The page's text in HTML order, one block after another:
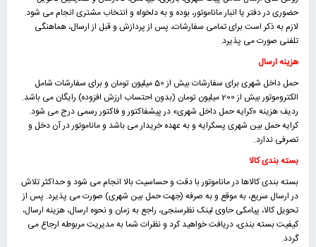
حضوری در دفتر یا انبار ماناموتور، بوده و به دلخواه و انتخاب مشتری انجام می شود.
لازم به ذکر است برای تمامی سفارشات، پس از پردازش و قبل از ارسال، هماهنگی
تلفنی صورت می پذیرد.
هزینه ارسال
حمل داخل شهری برای سفارشات بیش از 50 میلیون تومان و برای سفارشات شامل
الکتروموتور بیش از 200 میلیون تومان (بدون احتساب ارزش افزوده) رایگان می باشد.
ردیف هزینه «كرايه حمل داخل شهری» در پیشفاکتور و فاکتور رسمی درج می شود.
کرایه حمل بین شهری پسکرایه و به عهده خریدار می باشد و ماناموتور در آن دخل و
تصرفی ندارد.
بسته بندی کالا
بسته بندی کالاها در ماناموتور با دقت و حساسیت بالا انجام می شود و حداکثر تلاش
در ارسال سریع، به موقع و به صرفه (جهت حمل بین شهری) صورت می پذیرد. پس از
تحویل کالا، پیامکی حاوی لینک نظرسنجی، راجع به زمان و نحوه ارسال، هزینه ارسال،
کیفیت بسته بندی، دریافت خواهید کرد و نظرات شما به مدیریت مربوطه ارجاع می
گردد.